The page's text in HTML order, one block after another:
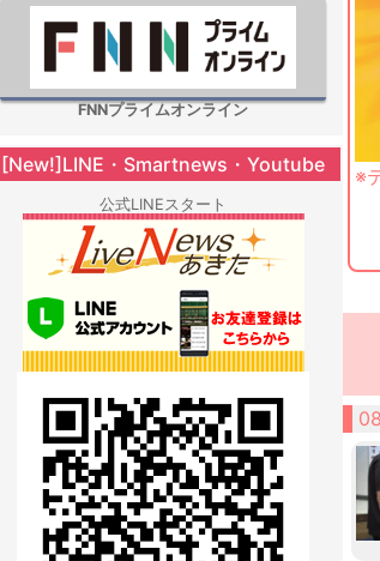
※
FNNプライムオンライン
[New!]LINE・Smartnews・Youtube
公式LINEスタート